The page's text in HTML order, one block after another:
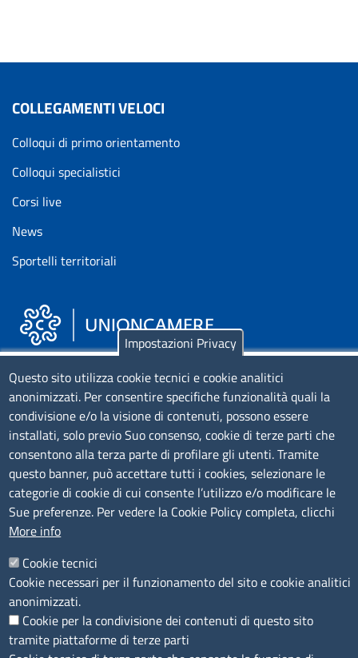
COLLEGAMENTI VELOCI
Colloqui di primo orientamento
Colloqui specialistici
Corsi live
News
Sportelli territoriali
Piazza Sallustio, 21 - 00187 Roma
EMAIL: info.sni@unioncamere.it
C.F.: 01484460587
P.Iva: 01000211001
SERVIZIO REALIZZATO DA
SEGUICI SU
Impostazioni Privacy
Questo sito utilizza cookie tecnici e cookie analitici
anonimizzati. Per consentire specifiche funzionalità quali la
condivisione e/o la visione di contenuti, possono essere
installati, solo previo Suo consenso, cookie di terze parti che
consentono alla terza parte di profilare gli utenti. Tramite
questo banner, può accettare tutti i cookies, selezionare le
categorie di cookie di cui consente l’utilizzo e/o modificare le
Sue preferenze. Per vedere la Cookie Policy completa, clicchi
More info
Cookie tecnici
Cookie necessari per il funzionamento del sito e cookie analitici
anonimizzati.
Cookie per la condivisione dei contenuti di questo sito
tramite piattaforme di terze parti